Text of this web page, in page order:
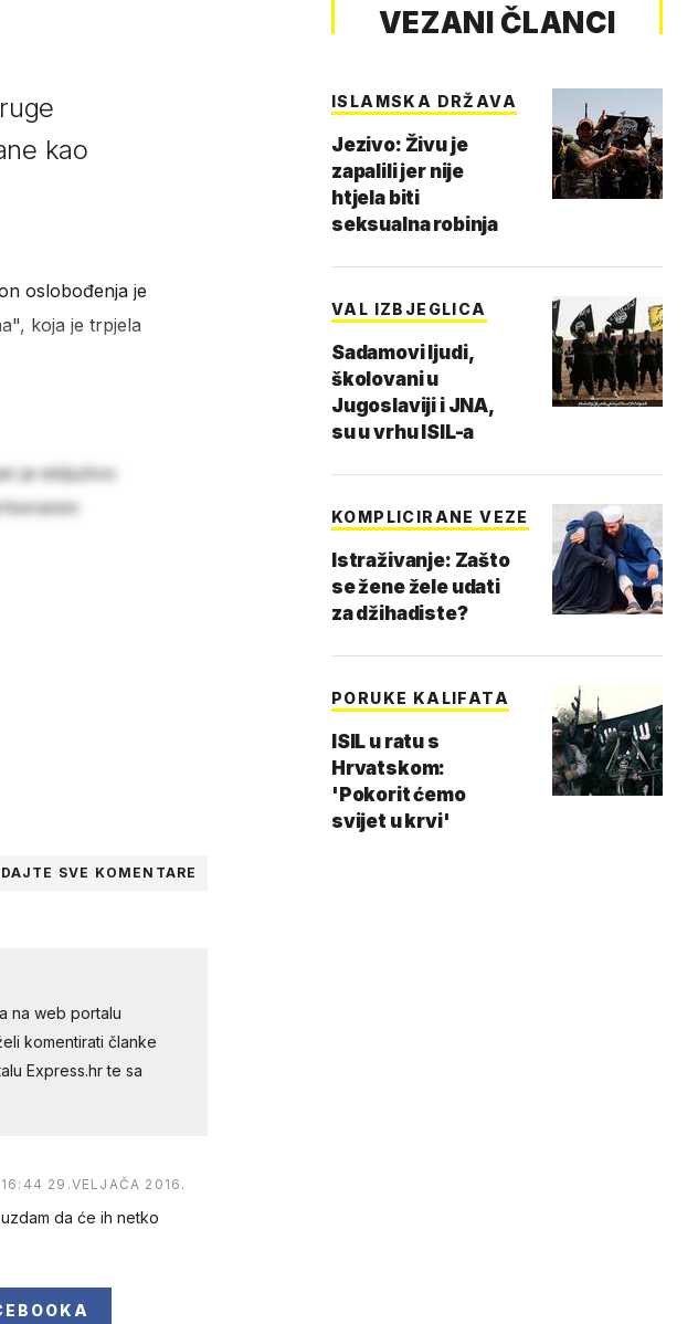
kao
oslobođenja je
koja je trpjela
je isključivo
SVE KOMENTARE
na web portalu
komentirati članke
Express.hr te sa
16:44 29.VELJAČA 2016.
da će ih netko
VEZANI ČLANCI
ISLAMSKA DRŽAVA
Jezivo: Živu je
zapalili jer nije
htjela biti
seksualna robinja
VAL IZBJEGLICA
Sadamovi ljudi,
školovani u
Jugoslaviji i JNA,
su u vrhu ISIL-a
KOMPLICIRANE VEZE
Istraživanje: Zašto
se žene žele udati
za džihadiste?
PORUKE KALIFATA
ISIL u ratu s
Hrvatskom:
'Pokorit ćemo
svijet u krvi'